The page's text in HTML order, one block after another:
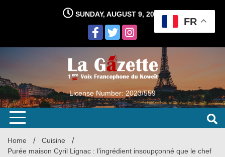
SUNDAY, AUGUST 9, 2026
License Number: 2023/559
Home
Cuisine
Purée maison Cyril Lignac : l’ingrédient insoupçonné que le chef
FR